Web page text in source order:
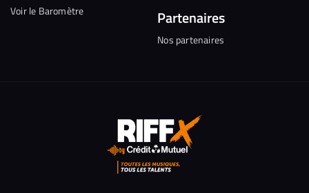
Voir le Baromètre Partenaires
Nos partenaires